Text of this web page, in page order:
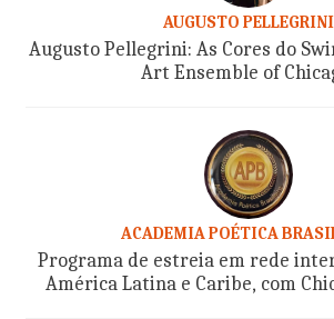
AUGUSTO PELLEGRINI
Augusto Pellegrini: As Cores do
Art Ensemble of
ACADEMIA POÉTICA
Programa de estreia em rede
América Latina e Caribe, com